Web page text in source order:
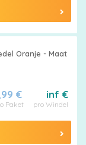
Oranje - Maat
inf €
pro Windel
€
Paket